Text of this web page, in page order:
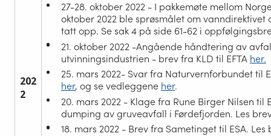
202
2
27-28. oktober 2022 - I pakkemøte mellom
oktober 2022 ble sprøsmålet om vanndirektivet
tatt opp. Se sak 4 på side 61-62 i
21. oktober 2022 -Angående håndtering av
utvinningsindustrien - brev fra KLD til EFTA her.
25. mars 2022- Svar fra Naturvernforbundet til
her, og se vedleggene her.
20. mars 2022 - Klage fra Rune Birger Nilsen til
dumping av gruveavfall i Førdefjorden. Les
18. mars 2022 - Brev fra Sametinget til ESA.